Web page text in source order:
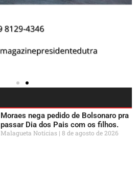
Moraes nega pedido de Bolsonaro pra
passar Dia dos Pais com os filhos.
Malagueta Notícias 8 de agosto de 2026